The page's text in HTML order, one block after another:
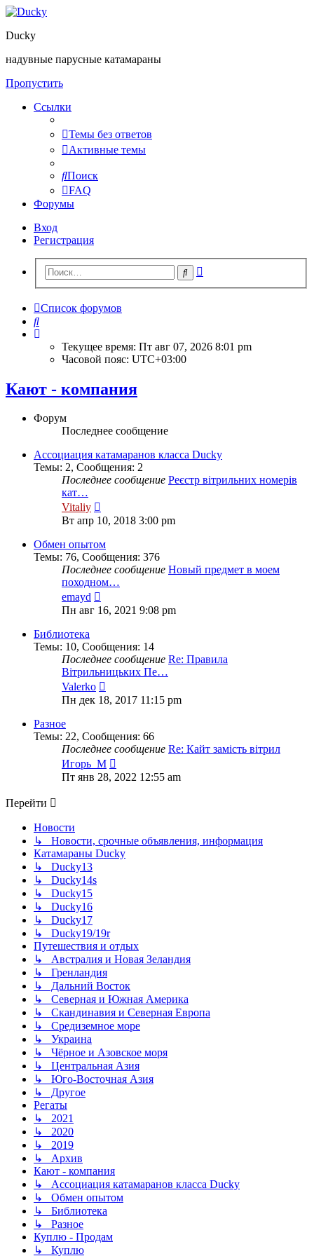
Ducky
надувные парусные катамараны
Пропустить
Ссылки
Темы без ответов
Активные темы
Поиск
FAQ
Форумы
Вход
Регистрация
Поиск
Список форумов
Поиск
Текущее время: Пт авг 07, 2026 8:01 pm
Часовой пояс: UTC+03:00
Кают - компания
Форум
Последнее сообщение
Ассоциация катамаранов класса Ducky
Темы: 2, Сообщения: 2
Последнее сообщение Реєстр вітрильних номерів
кат…
Vitaliy
к
последнему
сообщению
Вт апр 10, 2018 3:00 pm
Обмен опытом
Темы: 76, Сообщения: 376
Последнее сообщение Новый предмет в моем
походном…
emayd
к
последнему
Пн авг 16, 2021 9:08 pm
Библиотека
Темы: 10, Сообщения: 14
Последнее сообщение Re: Правила
Вітрильницьких Пе…
Valerko
к
последнему
Пн дек 18, 2017 11:15 pm
Разное
Темы: 22, Сообщения: 66
Последнее сообщение Re: Кайт замість вітрил
Игорь_М
к
Пт янв 28, 2022 12:55 am
Перейти
Новости
↳ Новости, срочные объявления, информация
Катамараны Ducky
↳ Ducky13
↳ Ducky14s
↳ Ducky15
↳ Ducky16
↳ Ducky17
↳ Ducky19/19r
Путешествия и отдых
↳ Австралия и Новая Зеландия
↳ Гренландия
↳ Дальний Восток
↳ Северная и Южная Америка
↳ Скандинавия и Северная Европа
↳ Средиземное море
↳ Украина
↳ Чёрное и Азовское моря
↳ Центральная Азия
↳ Юго-Восточная Азия
↳ Другое
Регаты
↳ 2021
↳ 2020
↳ 2019
↳ Архив
Кают - компания
↳ Ассоциация катамаранов класса Ducky
↳ Обмен опытом
↳ Библиотека
↳ Разное
Куплю - Продам
↳ Куплю